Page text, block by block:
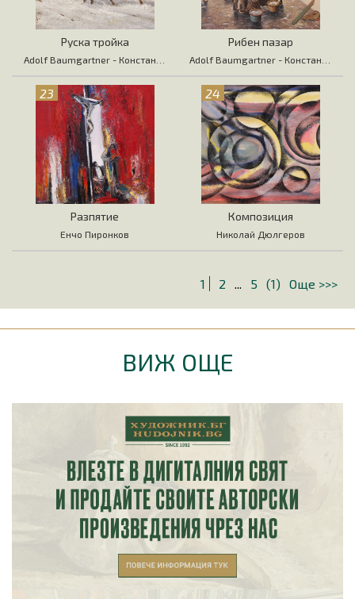
Руска тройка Рибен пазар
23
Разпятие
Енчо Пиронков
24
Композиция
Николай Дюлгеров
1 2 ... 5 (1) Още >>>
ВИЖ ОЩЕ